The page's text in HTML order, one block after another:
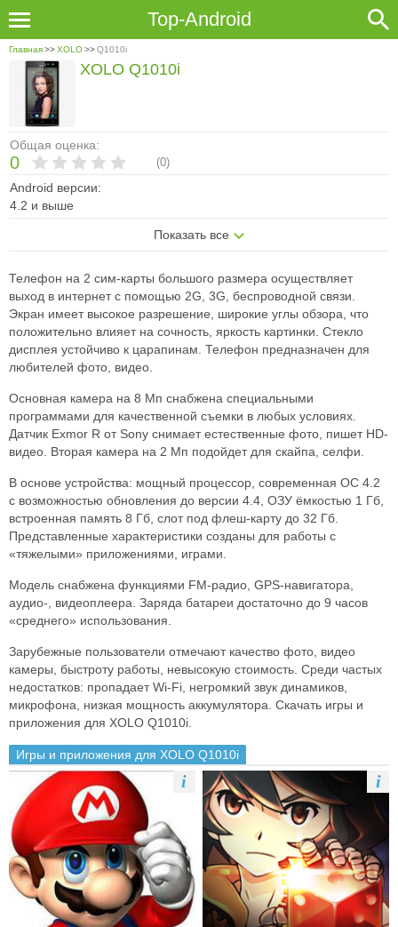
Top-Android
Главная>>XOLO>>Q1010i
Общая оценка:
0 (0)
Android версии:
4.2 и выше
Показать все
XOLO Q1010i
Телефон на 2 сим-карты большого размера осуществляет
выход в интернет с помощью 2G, 3G, беспроводной связи.
Экран имеет высокое разрешение, широкие углы обзора, что
положительно влияет на сочность, яркость картинки. Стекло
дисплея устойчиво к царапинам. Телефон предназначен для
любителей фото, видео.
Основная камера на 8 Мп снабжена специальными
программами для качественной съемки в любых условиях.
Датчик Exmor R от Sony снимает естественные фото, пишет HD-
видео. Вторая камера на 2 Мп подойдет для скайпа, селфи.
В основе устройства: мощный процессор, современная ОС 4.2
с возможностью обновления до версии 4.4, ОЗУ ёмкостью 1 Гб,
встроенная память 8 Гб, слот под флеш-карту до 32 Гб.
Представленные характеристики созданы для работы с
«тяжелыми» приложениями, играми.
Модель снабжена функциями FM-радио, GPS-навигатора,
аудио-, видеоплеера. Заряда батареи достаточно до 9 часов
«среднего» использования.
Зарубежные пользователи отмечают качество фото, видео
камеры, быстроту работы, невысокую стоимость. Среди частых
недостатков: пропадает Wi-Fi, негромкий звук динамиков,
микрофона, низкая мощность аккумулятора. Скачать игры и
приложения для XOLO Q1010i.
Игры и приложения для XOLO Q1010i
i i